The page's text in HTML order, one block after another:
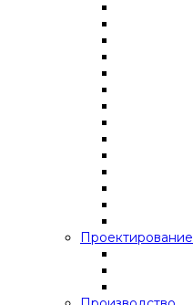
Проектирование